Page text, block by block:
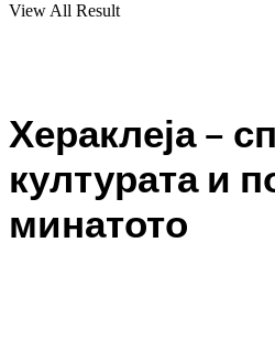
View All Result
Хераклеја –
културата и
минатото